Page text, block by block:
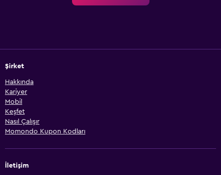
Şirket
Hakkında
Kariyer
Mobil
Keşfet
Nasıl Çalışır
Momondo Kupon Kodları
İletişim